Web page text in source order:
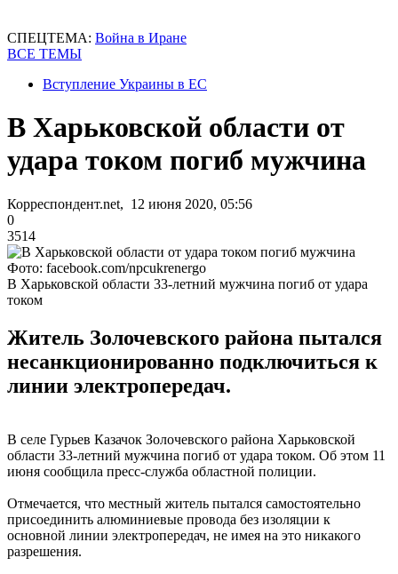
СПЕЦТЕМА: Война в Иране
ВСЕ ТЕМЫ
Вступление Украины в ЕС
В Харьковской области от
удара током погиб мужчина
Корреспондент.net, 12 июня 2020, 05:56
0
3514
Фото: facebook.com/npcukrenergo
В Харьковской области 33-летний мужчина погиб от удара
током
Житель Золочевского района пытался
несанкционированно подключиться к
линии электропередач.
В селе Гурьев Казачок Золочевского района Харьковской
области 33-летний мужчина погиб от удара током. Об этом 11
июня сообщила пресс-служба областной полиции.
Отмечается, что местный житель пытался самостоятельно
присоединить алюминиевые провода без изоляции к
основной линии электропередач, не имея на это никакого
разрешения.